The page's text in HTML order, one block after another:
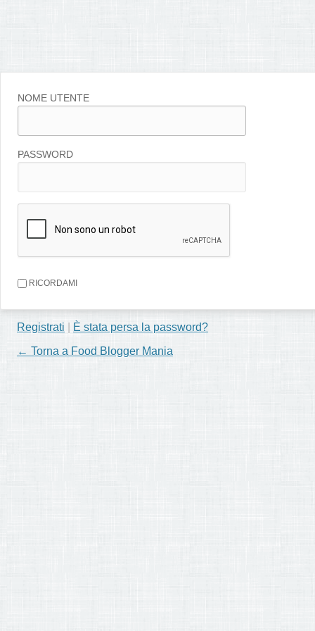
NOME UTENTE
PASSWORD
RICORDAMI
Registrati
È stata persa la password?
← Torna a Food Blogger Mania